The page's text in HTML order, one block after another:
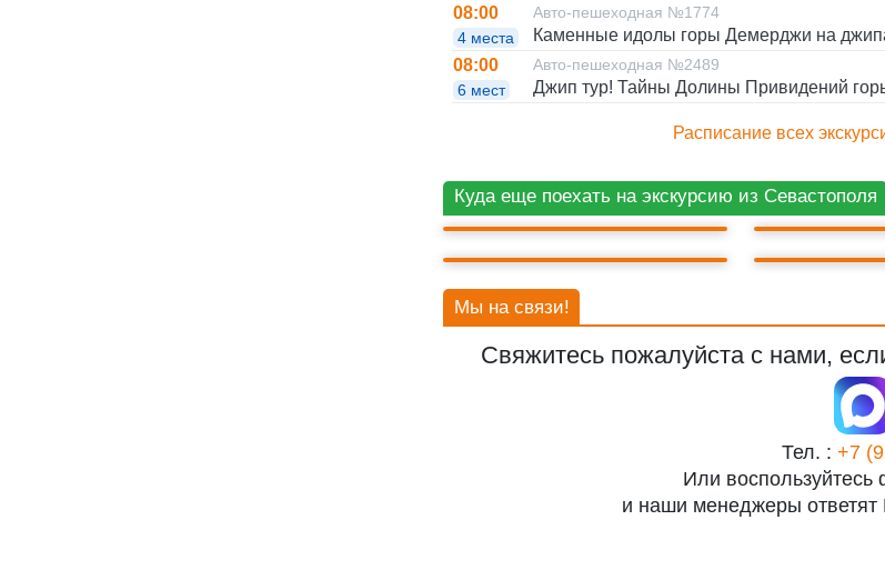
08:00
4 места
Авто-пешеходная №1774
Каменные идолы горы Демерджи на
08:00
6 мест
Авто-пешеходная №2489
Джип тур! Тайны Долины Привидений
Расписание всех
Куда еще поехать на экскурсию из Севастополя
ВОДОПАД ДЖУР-ДЖУР ДЖИПЫ
ВОРОНЦОВСКИЙ ДВОРЕЦ
ГОРА
Мы на связи!
Свяжитесь пожалуйста с нами,
Тел. : +7
Или воспользуйтесь
и наши менеджеры